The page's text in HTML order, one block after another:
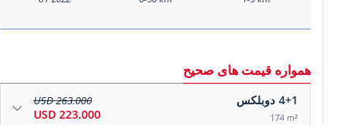
همواره قیمت های صحیح
4+1 دوبلکس
174 m²
263.000 USD
223.000 USD